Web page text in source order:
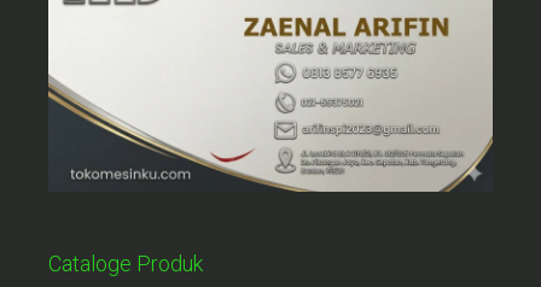
Cataloge Produk